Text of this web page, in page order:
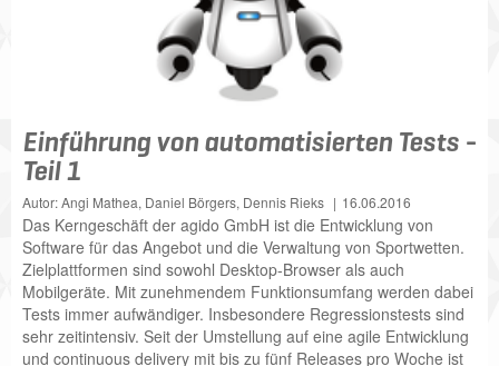
Einführung von automatisierten Tests -
Teil 1
Autor: Angi Mathea, Daniel Börgers, Dennis Rieks 16.06.2016
Das Kerngeschäft der agido GmbH ist die Entwicklung von
Software für das Angebot und die Verwaltung von Sportwetten.
Zielplattformen sind sowohl Desktop-Browser als auch
Mobilgeräte. Mit zunehmendem Funktionsumfang werden dabei
Tests immer aufwändiger. Insbesondere Regressionstests sind
sehr zeitintensiv. Seit der Umstellung auf eine agile Entwicklung
und continuous delivery mit bis zu fünf Releases pro Woche ist